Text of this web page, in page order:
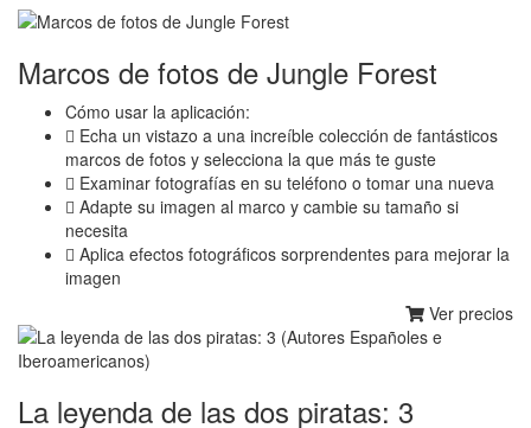
Marcos de fotos de Jungle Forest
Cómo usar la aplicación:
 Echa un vistazo a una increíble colección de fantásticos
marcos de fotos y selecciona la que más te guste
 Examinar fotografías en su teléfono o tomar una nueva
 Adapte su imagen al marco y cambie su tamaño si
necesita
 Aplica efectos fotográficos sorprendentes para mejorar la
imagen
Ver precios
La leyenda de las dos piratas: 3